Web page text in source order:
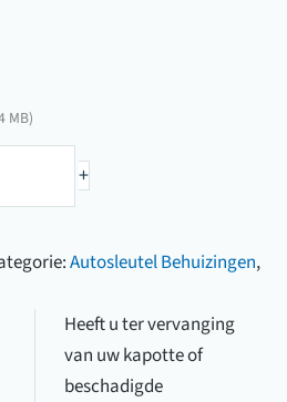
MB)
+
Autosleutel Behuizingen,
Heeft u ter vervanging
van uw kapotte of
beschadigde